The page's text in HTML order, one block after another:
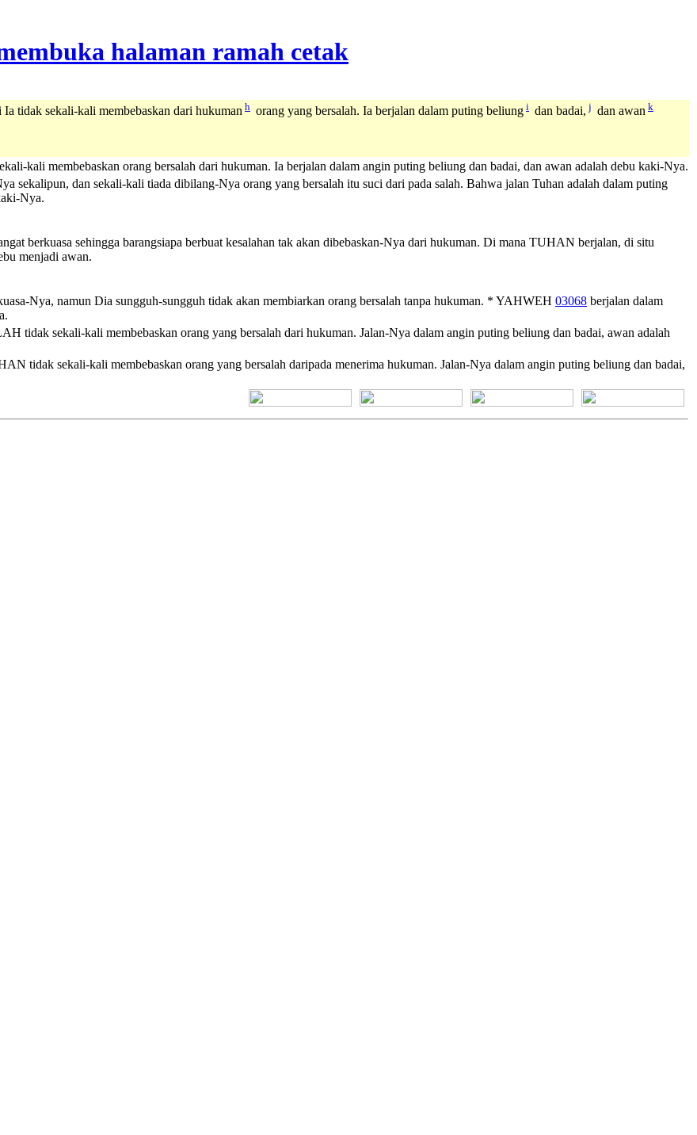
Ia tidak sekali-kali membebaskan dari hukuman h orang yang bersalah. Ia berjalan dalam puting beliung i dan badai, j dan awan k
kali membebaskan orang bersalah dari hukuman. Ia berjalan dalam angin puting beliung dan badai, dan awan adalah debu kaki-Nya.
sekalipun, dan sekali-kali tiada dibilang-Nya orang yang bersalah itu suci dari pada salah. Bahwa jalan Tuhan adalah dalam puting
Nya.
berkuasa sehingga barangsiapa berbuat kesalahan tak akan dibebaskan-Nya dari hukuman. Di mana TUHAN berjalan, di situ
menjadi awan.
Nya, namun Dia sungguh-sungguh tidak akan membiarkan orang bersalah tanpa hukuman. * YAHWEH 03068 berjalan dalam
tidak sekali-kali membebaskan orang yang bersalah dari hukuman. Jalan-Nya dalam angin puting beliung dan badai, awan adalah
tidak sekali-kali membebaskan orang yang bersalah daripada menerima hukuman. Jalan-Nya dalam angin puting beliung dan badai,